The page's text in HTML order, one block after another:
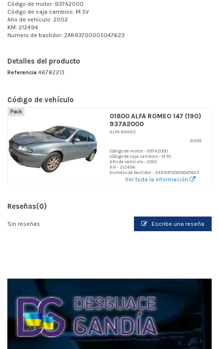
Código de motor: 937A2000
Código de caja cambios: M 5V
Año de vehículo: 2002
KM: 212494
Numero de bastidor: ZAR93700005047623
Detalles del producto
Referencia 46782213
Código de vehículo
Pack
01800 ALFA ROMEO 147 (190)
937A2000
ALFA ROMEO
51395
Código de motor - 937A2000
Código de caja cambios - M 5V
Año de vehículo - 2002
KM - 212494
Numero de bastidor - ZAR93700005047623
Ver toda la información
Reseñas(0)
Sin reseñas Escribe una reseña